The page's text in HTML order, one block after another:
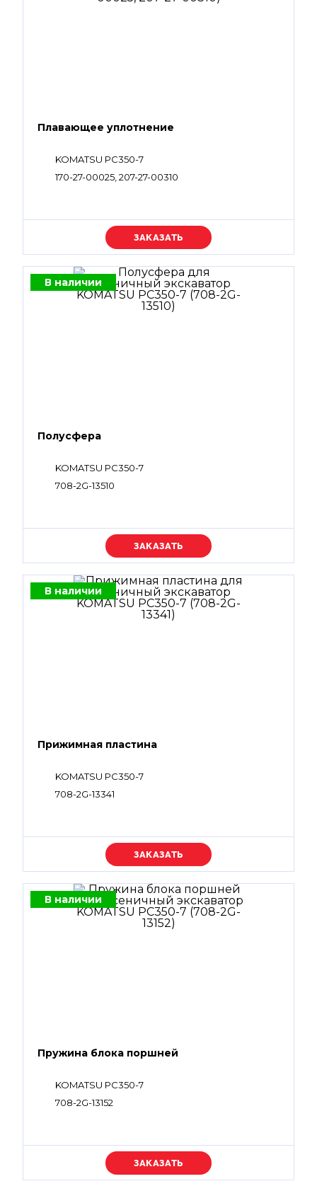
Плавающее уплотнение
KOMATSU PC350-7
170-27-00025, 207-27-00310
Уточняйте цену
В наличии
Полусфера
KOMATSU PC350-7
708-2G-13510
Уточняйте цену
В наличии
Прижимная пластина
KOMATSU PC350-7
708-2G-13341
Уточняйте цену
В наличии
Пружина блока поршней
KOMATSU PC350-7
708-2G-13152
Уточняйте цену